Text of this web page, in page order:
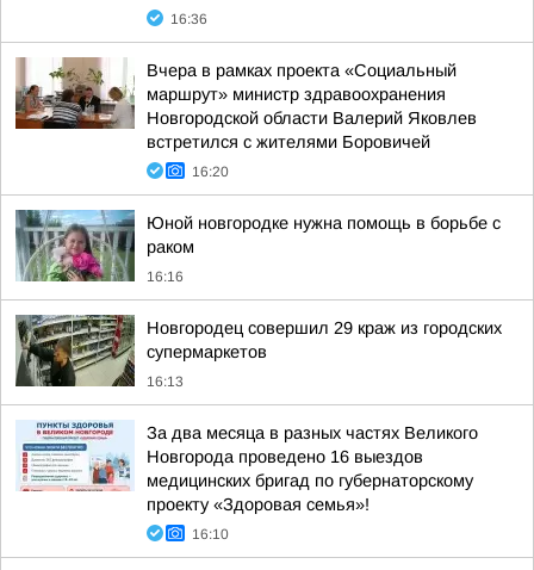
16:36
Вчера в рамках проекта «Социальный
маршрут» министр здравоохранения
Новгородской области Валерий Яковлев
встретился с жителями Боровичей
16:20
Юной новгородке нужна помощь в борьбе с
раком
16:16
Новгородец совершил 29 краж из городских
супермаркетов
16:13
За два месяца в разных частях Великого
Новгорода проведено 16 выездов
медицинских бригад по губернаторскому
проекту «Здоровая семья»!
16:10